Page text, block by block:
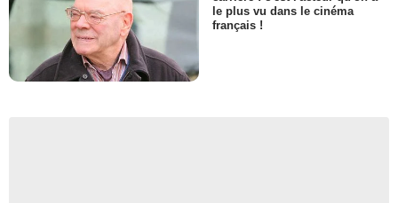
le plus vu dans le cinéma
français !